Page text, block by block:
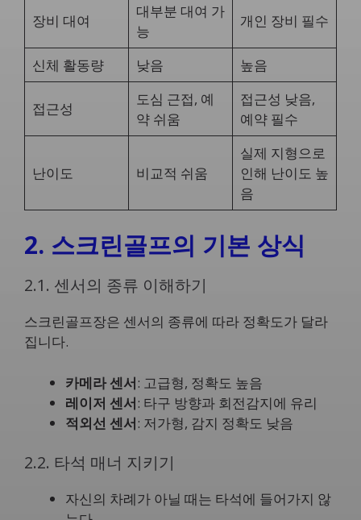
장비 대여
대부분 대여 가
능
개인 장비 필수
신체 활동량 낮음 높음
접근성
도심 근접, 예
약 쉬움
접근성 낮음,
예약 필수
난이도 비교적 쉬움
실제 지형으로
인해 난이도 높
음
2. 스크린골프의 기본 상식
2.1. 센서의 종류 이해하기
스크린골프장은 센서의 종류에 따라 정확도가 달라
집니다.
카메라 센서: 고급형, 정확도 높음
레이저 센서: 타구 방향과 회전감지에 유리
적외선 센서: 저가형, 감지 정확도 낮음
2.2. 타석 매너 지키기
자신의 차례가 아닐 때는 타석에 들어가지 않